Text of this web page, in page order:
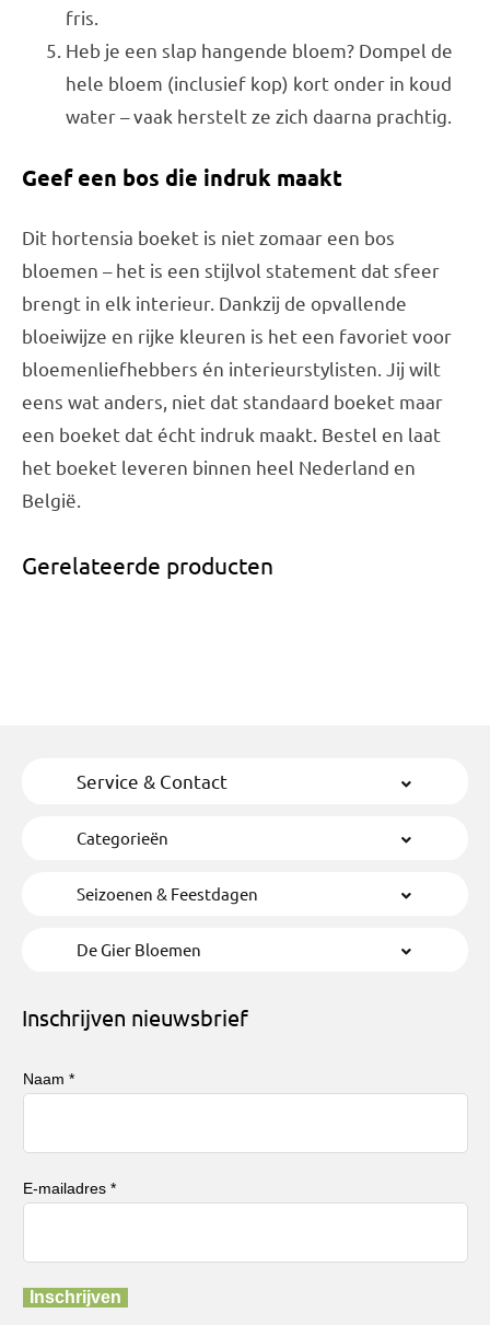
fris.
Heb je een slap hangende bloem? Dompel de
hele bloem (inclusief kop) kort onder in koud
water – vaak herstelt ze zich daarna prachtig.
Geef een bos die indruk maakt
Dit hortensia boeket is niet zomaar een bos
bloemen – het is een stijlvol statement dat sfeer
brengt in elk interieur. Dankzij de opvallende
bloeiwijze en rijke kleuren is het een favoriet voor
bloemenliefhebbers én interieurstylisten. Jij wilt
eens wat anders, niet dat standaard boeket maar
een boeket dat écht indruk maakt. Bestel en laat
het boeket leveren binnen heel Nederland en
België.
Gerelateerde producten
Service & Contact
Categorieën
Seizoenen & Feestdagen
De Gier Bloemen
Inschrijven nieuwsbrief
Naam *
E-mailadres *
Inschrijven